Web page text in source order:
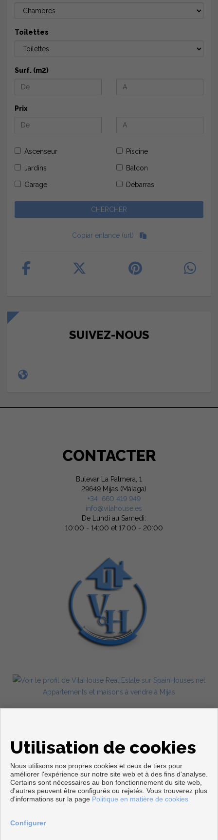
Toilettes
Surf. (m2)
Prix
Ascenseur Piscine
Jardins Balcon
Garage Débarras
Copiar enlance (url)
SUIVEZ-NOUS
CONTACTER
Bulevar La Palmera, 1
29649 Mijas (Málaga)
+34 660 419 949
info@vilahouse.es
De Lundi au Samedi:
10:00 - 14:00 et 17:00 - 20:00
Appartements et maisons à vendre à Mijas
Copyright © 2026. Tous droits réservés.
Avis Légal|politique de protection des données| Cookies policy
Utilisation de cookies
Nous utilisons nos propres cookies et ceux de tiers pour
améliorer l'expérience sur notre site web et à des fins d'analyse.
Certains sont nécessaires au bon fonctionnement du site web,
d'autres peuvent être configurés ou rejetés. Vous trouverez plus
d'informations sur la page Politique en matière de cookies
Configurer